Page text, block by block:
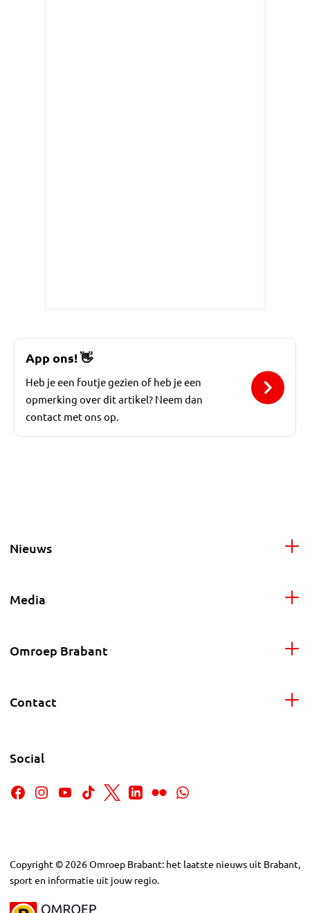
App ons!👋
Heb je een foutje gezien of heb je een
opmerking over dit artikel? Neem dan
contact met ons op.
Nieuws
Media
Omroep Brabant
Contact
Social
Copyright © 2026Omroep Brabant: het laatste nieuws uit Brabant,
sport en informatie uit jouw regio.